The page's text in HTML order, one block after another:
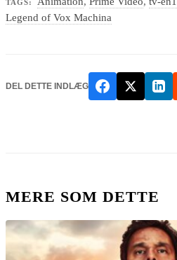
TAGS:
Legend of Vox Machina
DEL DETTE INDLÆG
MERE SOM DETTE